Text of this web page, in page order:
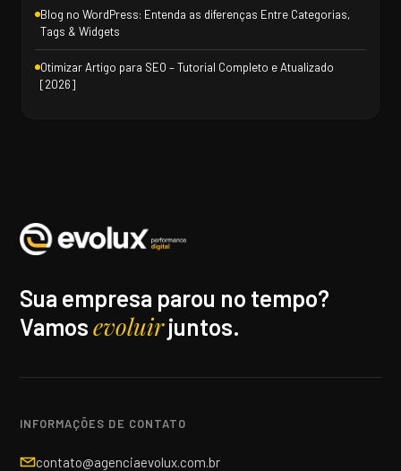
Blog no WordPress: Entenda as diferenças Entre Categorias,
Tags & Widgets
Otimizar Artigo para SEO – Tutorial Completo e Atualizado
[2026]
Sua empresa parou no tempo?
Vamosevoluirjuntos.
INFORMAÇÕES DE CONTATO
contato@agenciaevolux.com.br